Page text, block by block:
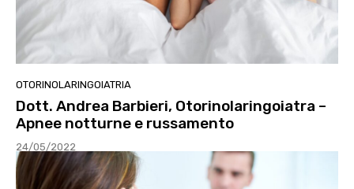
OTORINOLARINGOIATRIA
Dott. Andrea Barbieri, Otorinolaringoiatra –
Apnee notturne e russamento
24/05/2022